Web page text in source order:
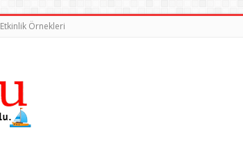
Etkinlik Örnekleri